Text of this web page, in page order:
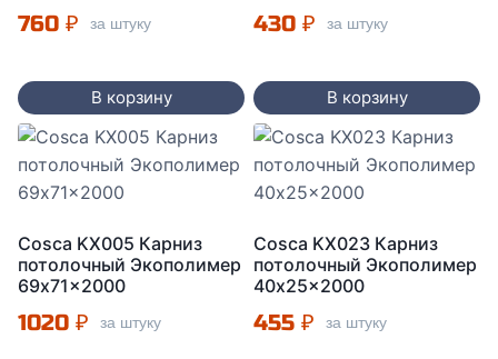
760 ₽ за штуку
В корзину
430 ₽ за штуку
В корзину
Cosca KX005 Карниз
потолочный Экополимер
69x71x2000
1020 ₽ за штуку
Cosca KX023 Карниз
потолочный Экополимер
40x25x2000
455 ₽ за штуку